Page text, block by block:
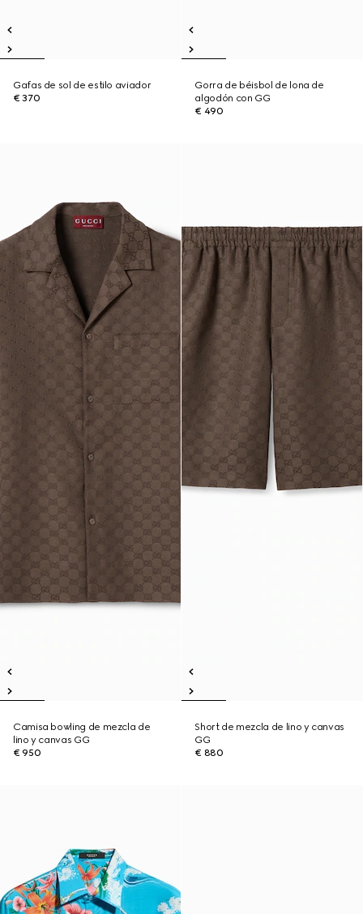
Gafas de sol de estilo aviador
€ 370
Gorra de béisbol de lona de
algodón con GG
€ 490
Camisa bowling de mezcla de
lino y canvas GG
€ 950
Short de mezcla de lino y canvas
GG
€ 880